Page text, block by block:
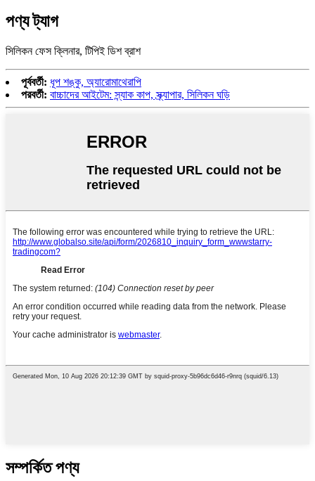
পণ্য ট্যাগ
সিলিকন ফেস ক্লিনার, টিপিই ডিশ ব্রাশ
পূর্ববর্তী: ধূপ শঙ্কু, অ্যারোমাথেরাপি
পরবর্তী: বাচ্চাদের আইটেম: স্ন্যাক কাপ, স্ক্র্যাপার, সিলিকন ঘড়ি
সম্পর্কিত পণ্য